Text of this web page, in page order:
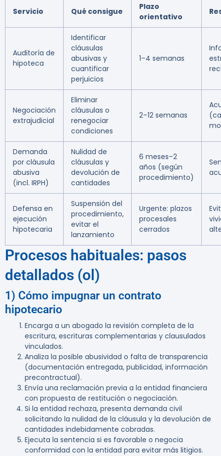
Servicio Qué consigue
Plazo
orientativo
Auditoría de
hipoteca
Identificar
cláusulas
abusivas y
cuantificar
perjuicios
1–4 semanas
Negociación
extrajudicial
Eliminar
cláusulas o
renegociar
condiciones
2–12 semanas
Demanda
por cláusula
abusiva
(incl. IRPH)
Nulidad de
cláusulas y
devolución de
cantidades
6 meses–2
años (según
procedimiento)
Defensa en
ejecución
hipotecaria
Suspensión del
procedimiento,
evitar el
lanzamiento
Urgente: plazos
procesales
cerrados
Procesos habituales: pasos
detallados (ol)
1) Cómo impugnar un contrato
hipotecario
Encarga a un abogado la revisión completa de la
escritura, escrituras complementarias y clausulados
vinculados.
Analiza la posible abusividad o falta de transparencia
(documentación entregada, publicidad, información
precontractual).
Envía una reclamación previa a la entidad financiera
con propuesta de restitución o negociación.
Si la entidad rechaza, presenta demanda civil
solicitando la nulidad de la cláusula y la devolución de
cantidades indebidamente cobradas.
Ejecuta la sentencia si es favorable o negocia
conformidad con la entidad para evitar más litigios.